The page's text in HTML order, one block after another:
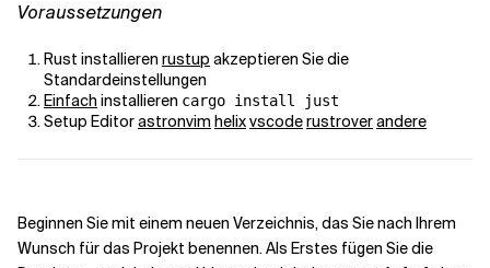
Voraussetzungen
Rust installieren rustup akzeptieren Sie die
Standardeinstellungen
Einfach installieren cargo install just
Setup Editorastronvim helixvscoderustroverandere
Beginnen Sie mit einem neuen Verzeichnis, das Sie nach Ihrem
Wunsch für das Projekt benennen. Als Erstes fügen Sie die